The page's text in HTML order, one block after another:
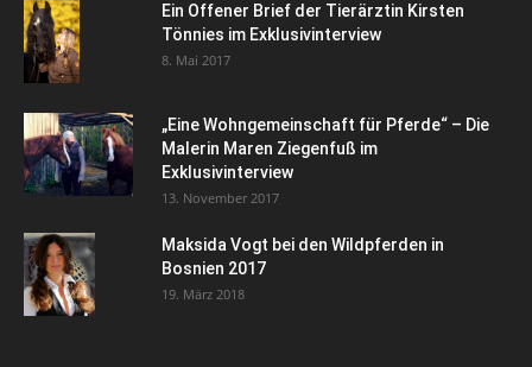
Ein Offener Brief der Tierärztin Kirsten
Tönnies im Exklusivinterview
8. Mai 2017
„Eine Wohngemeinschaft für Pferde“ – Die
Malerin Maren Ziegenfuß im
Exklusivinterview
13. November 2017
Maksida Vogt bei den Wildpferden in
Bosnien 2017
19. März 2018